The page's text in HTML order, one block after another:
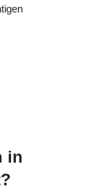
in